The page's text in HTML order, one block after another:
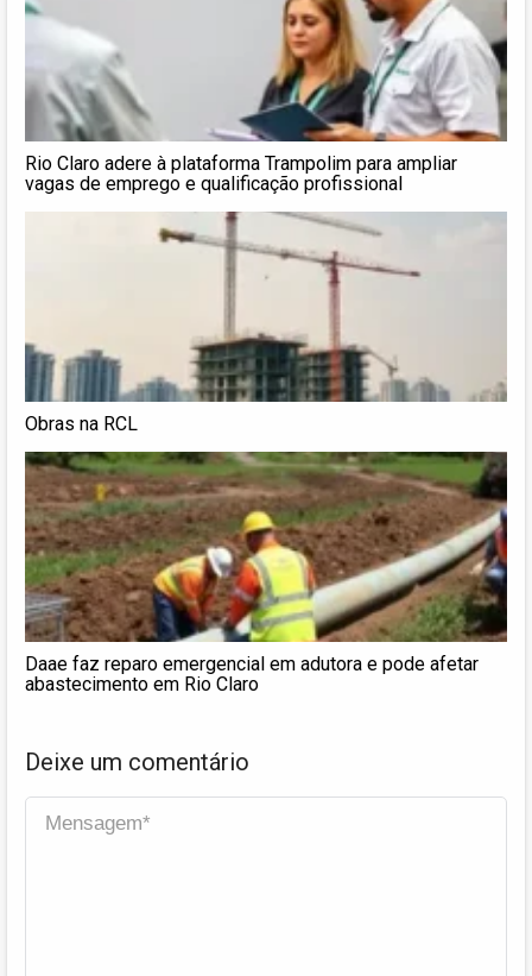
Rio Claro adere à plataforma Trampolim para ampliar
vagas de emprego e qualificação profissional
Obras na RCL
Daae faz reparo emergencial em adutora e pode afetar
abastecimento em Rio Claro
Deixe um comentário